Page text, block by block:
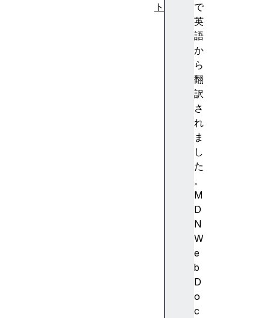
で
英
語
か
ら
翻
訳
さ
れ
ま
し
た
。
M
D
N
W
e
b
D
o
c
ト